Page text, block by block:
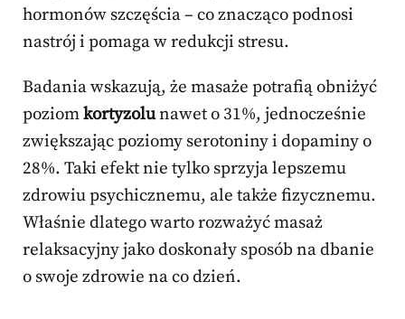
hormonów szczęścia – co znacząco podnosi
nastrój i pomaga w redukcji stresu.
Badania wskazują, że masaże potrafią obniżyć
poziomkortyzolunawet o 31%, jednocześnie
zwiększając poziomy serotoniny i dopaminy o
28%. Taki efekt nie tylko sprzyja lepszemu
zdrowiu psychicznemu, ale także fizycznemu.
Właśnie dlatego warto rozważyć masaż
relaksacyjny jako doskonały sposób na dbanie
o swoje zdrowie na co dzień.